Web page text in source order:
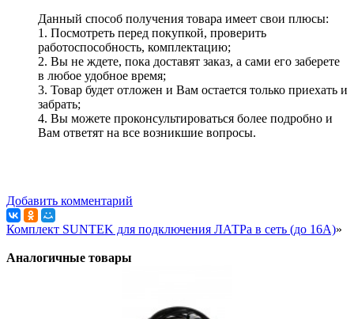
Данный способ получения товара имеет свои плюсы:
1. Посмотреть перед покупкой, проверить
работоспособность, комплектацию;
2. Вы не ждете, пока доставят заказ, а сами его заберете
в любое удобное время;
3. Товар будет отложен и Вам остается только приехать и
забрать;
4. Вы можете проконсультироваться более подробно и
Вам ответят на все возникшие вопросы.
Добавить комментарий
Комплект SUNTEK для подключения ЛАТРа в сеть (до 16А)»
Аналогичные товары